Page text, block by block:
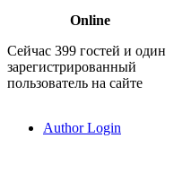
Online
Сейчас 399 гостей и один
зарегистрированный
пользователь на сайте
Author Login